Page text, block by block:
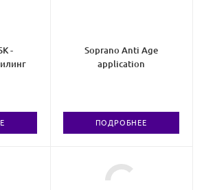
-
Soprano Anti Age
application
ПОДРОБНЕЕ